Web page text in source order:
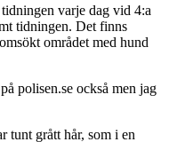
varje dag vid 4:a
tidningen. Det finns
området med hund
polisen.se också men jag
tunt grått hår, som i en